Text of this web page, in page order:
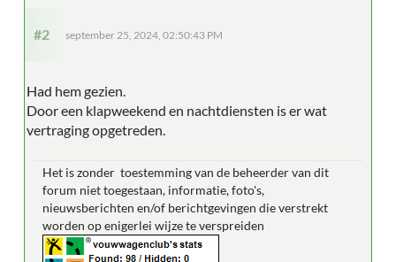
#2 september 25, 2024, 02:50:43 PM
Had hem gezien.
Door een klapweekend en nachtdiensten is er wat
vertraging opgetreden.
Het is zonder toestemming van de beheerder van dit
forum niet toegestaan, informatie, foto's,
nieuwsberichten en/of berichtgevingen die verstrekt
worden op enigerlei wijze te verspreiden